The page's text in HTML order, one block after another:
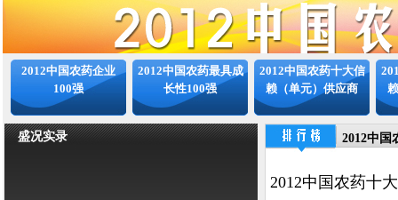
2012中国农药企业
100强
2012中国农药最具成
长性100强
2012中国农药十大信
赖（单元）供应商
盛况实录 2012中国
2012中国农药十